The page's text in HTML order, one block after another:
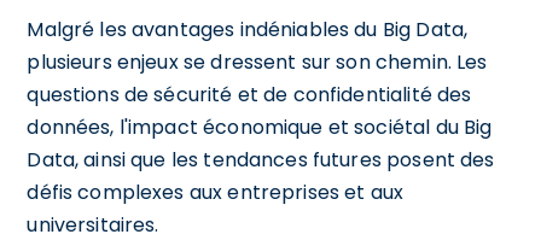
Malgré les avantages indéniables du Big Data,
plusieurs enjeux se dressent sur son chemin. Les
questions de sécurité et de confidentialité des
données, l'impact économique et sociétal du Big
Data, ainsi que les tendances futures posent des
défis complexes aux entreprises et aux
universitaires.